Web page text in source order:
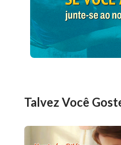
dos santos do
lhe obedecerão.
1 Pedro 5:5
humildes.
Veja também:
Talvez Você